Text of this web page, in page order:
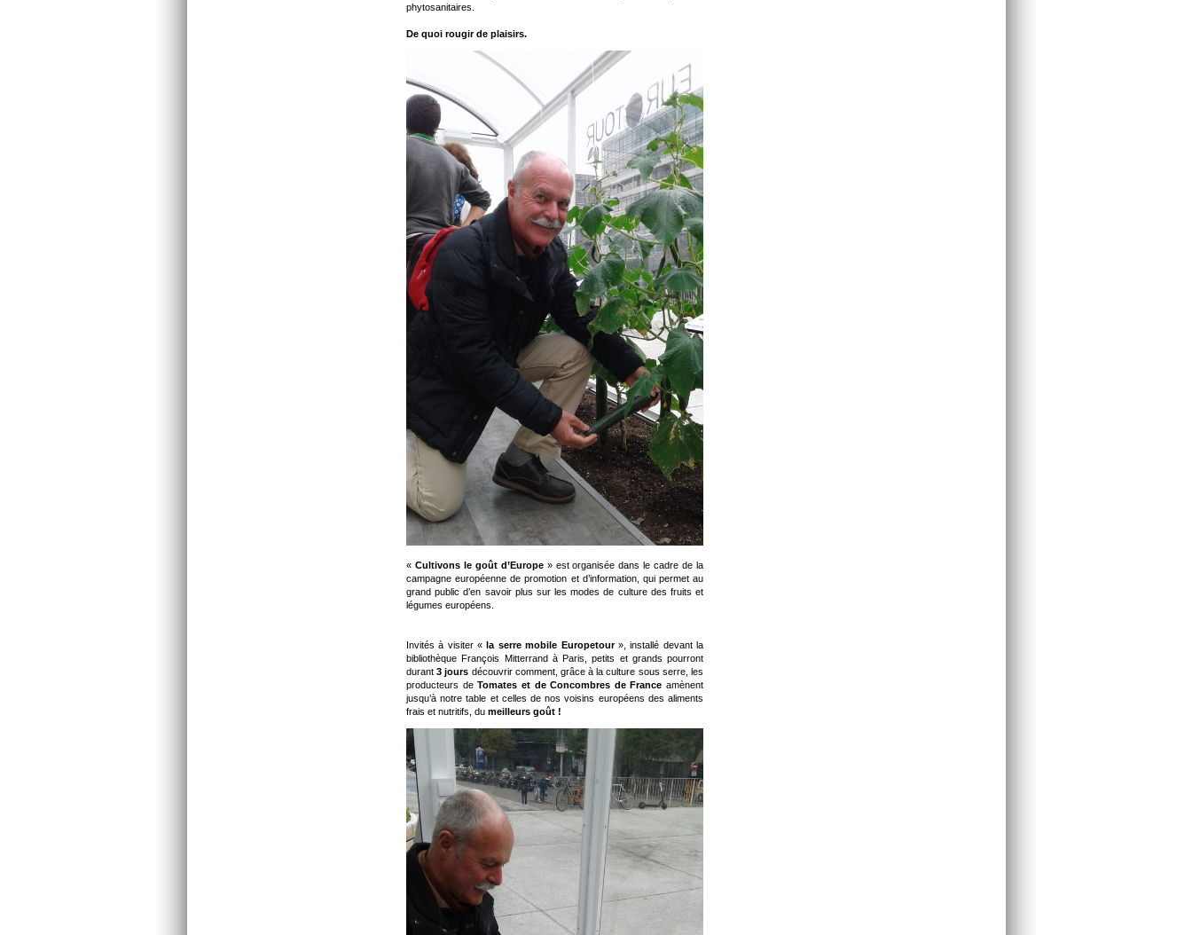
phytosanitaires.
De quoi rougir de plaisirs.
« Cultivons le goût d’Europe» est organisée dans le cadre de la
campagne européenne de promotion et d’information, qui permet au
grand public d’en savoir plus sur les modes de culture des fruits et
légumes européens.
Invités à visiter « la serre mobile Europetour», installé devant la
bibliothèque François Mitterrand à Paris, petits et grands pourront
durant 3 jours découvrir comment, grâce à la culture sous serre, les
producteurs deTomates et de Concombres de France amènent
jusqu’à notre table et celles de nos voisins européens des aliments
frais et nutritifs, du meilleurs goût !